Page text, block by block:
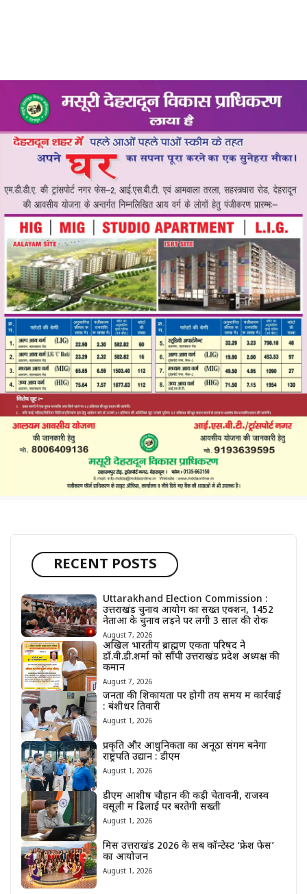
RECENT POSTS
Uttarakhand Election Commission :
उत्तराखंड चुनाव आयोग का सख्त एक्शन, 1452
नेताओं के चुनाव लड़ने पर लगी 3 साल की रोक
August 7, 2026
अखिल भारतीय ब्राह्मण एकता परिषद ने
डॉ.वी.डी.शर्मा को सौंपी उत्तराखंड प्रदेश अध्यक्ष की
कमान
August 7, 2026
जनता की शिकायतों पर होगी तय समय में कार्रवाई
: बंशीधर तिवारी
August 1, 2026
प्रकृति और आधुनिकता का अनूठा संगम बनेगा
राष्ट्रपति उद्यान : डीएम
August 1, 2026
डीएम आशीष चौहान की कड़ी चेतावनी, राजस्व
वसूली में ढिलाई पर बरतेगी सख्ती
August 1, 2026
मिस उत्तराखंड 2026 के सब कॉन्टेस्ट ‘फ्रेश फेस’
का आयोजन
August 1, 2026